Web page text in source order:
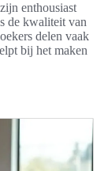
enthousiast
de kwaliteit van
delen vaak
bij het maken